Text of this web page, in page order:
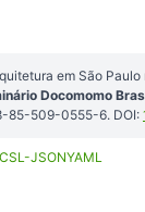
em São
Docomomo
85-509-0555-6. DOI:
CSL-JSONYAML